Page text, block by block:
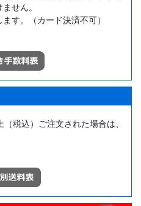
せん。
す。（カード決済不可）
税込）ご注文された場合は、